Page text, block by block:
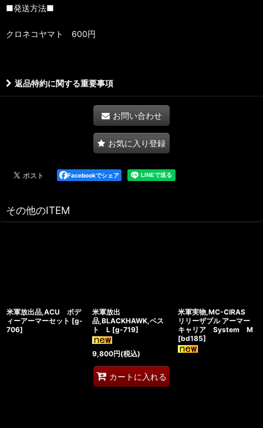
■発送方法■
クロネコヤマト 600円
返品特約に関する重要事項
お問い合わせ
お気に入り登録
Facebookでシェア
その他のITEM
米軍放出品,ACU ボデ
ィーアーマーセット [g-
706]
米軍放出
品,BLACKHAWK,ベス
ト L [g-719]
9,800円(税込)
カートに入れる
米軍実物,MC-CIRAS
リリーザブル アーマー
キャリア System M
[bd185]